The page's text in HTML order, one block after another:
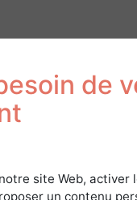
Sign
de
site Web,
un contenu